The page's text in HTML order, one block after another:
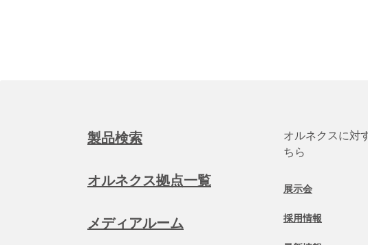
製品検索
オルネクス拠点一覧
メディアルーム
オルネクスに対
ちら
展示会
採用情報